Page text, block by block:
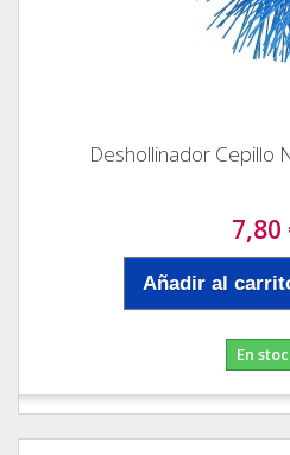
Deshollinador Cepillo
7,80
Añadir al
En